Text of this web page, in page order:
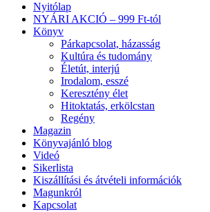
Nyitólap
NYÁRI AKCIÓ – 999 Ft-tól
Könyv
Párkapcsolat, házasság
Kultúra és tudomány
Életút, interjú
Irodalom, esszé
Keresztény élet
Hitoktatás, erkölcstan
Regény
Magazin
Könyvajánló blog
Videó
Sikerlista
Kiszállítási és átvételi információk
Magunkról
Kapcsolat